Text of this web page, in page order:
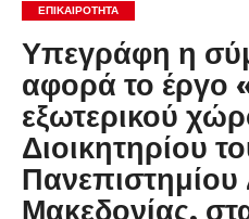
ΕΠΙΚΑΙΡΟΤΗΤΑ
Υπεγράφη η
αφορά το έργο
εξωτερικού
Διοικητηρίου
Πανεπιστημίου
Μακεδονίας,